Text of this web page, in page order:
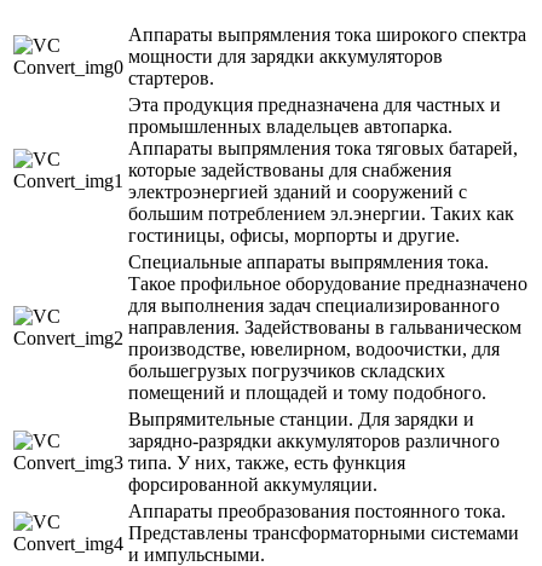
Аппараты выпрямления тока широкого спектра
мощности для зарядки аккумуляторов
стартеров.
Эта продукция предназначена для частных и
промышленных владельцев автопарка.
Аппараты выпрямления тока тяговых батарей,
которые задействованы для снабжения
электроэнергией зданий и сооружений с
большим потреблением эл.энергии. Таких как
гостиницы, офисы, морпорты и другие.
Специальные аппараты выпрямления тока.
Такое профильное оборудование предназначено
для выполнения задач специализированного
направления. Задействованы в гальваническом
производстве, ювелирном, водоочистки, для
большегрузых погрузчиков складских
помещений и площадей и тому подобного.
Выпрямительные станции. Для зарядки и
зарядно-разрядки аккумуляторов различного
типа. У них, также, есть функция
форсированной аккумуляции.
Аппараты преобразования постоянного тока.
Представлены трансформаторными системами
и импульсными.